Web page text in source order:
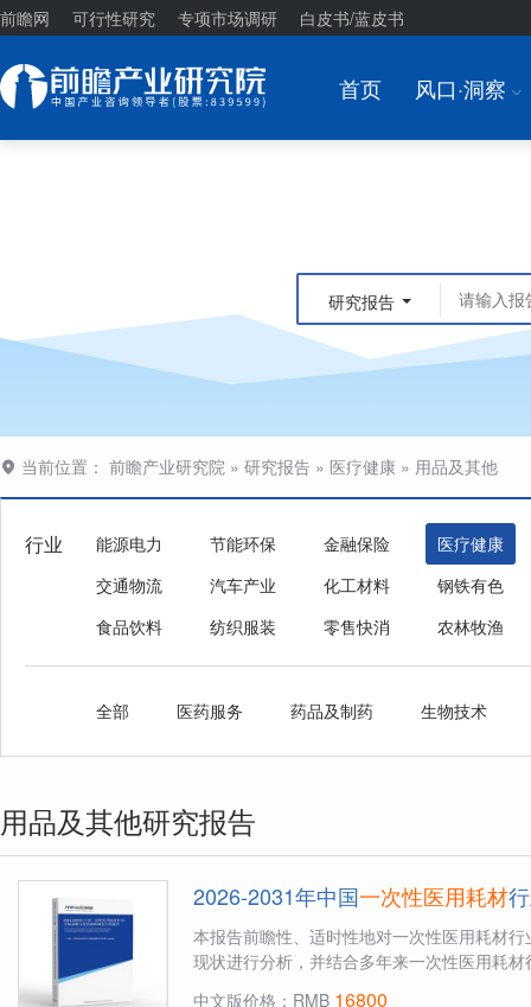
前瞻网 可行性研究 专项市场调研 白皮书/蓝皮书
首页 风口·洞察 I
研究报告
当前位置： 前瞻产业研究院 » 研究报告 » 医疗健康 » 用品及其他
行业 能源电力 节能环保 金融保险
医疗健康
交通物流
汽车产业 化工材料
钢铁有色
食品饮料
纺织服装 零售快消 农林牧渔
全部 医药服务 药品及制药 生物技术
用品及其他研究报告
2026-2031年中国一次性医用耗材
本报告前瞻性、适时性地对一次性医用耗材
现状进行分析，并结合多年来一次性医用耗
中文版价格：RMB 16800